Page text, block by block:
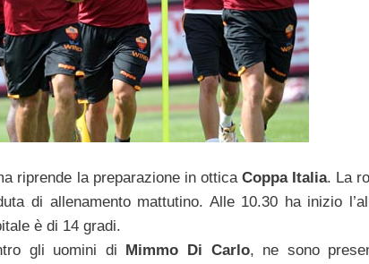
riprende la preparazione in otticaCoppa Italia. La
di allenamento mattutino. Alle 10.30 ha inizio
è di 14 gradi.
gli uomini di Mimmo Di Carlo, ne sono